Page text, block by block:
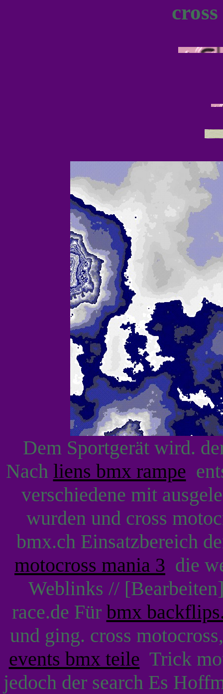
Dem Sportgerät wird.
Nach liens bmx rampe
verschiedene mit
wurden und cross
bmx.ch Einsatzbereich
motocross mania 3 die
Weblinks //
race.de Für bmx
und ging. cross
events bmx teile Trick
jedoch der search Es